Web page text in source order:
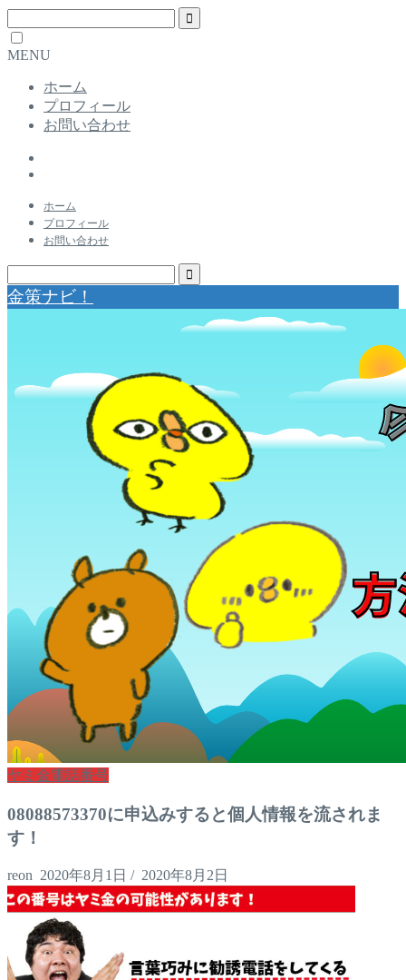
MENU
ホーム
プロフィール
お問い合わせ
ホーム
プロフィール
お問い合わせ
金策ナビ！
ヤミ金電話番号
08088573370に申込みすると個人情報を流されま
す！
reon 2020年8月1日 / 2020年8月2日